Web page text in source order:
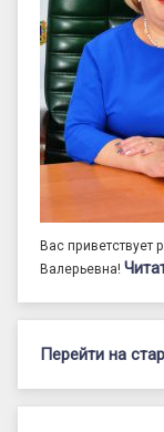
Вас
Валерьевна!
Перейти на